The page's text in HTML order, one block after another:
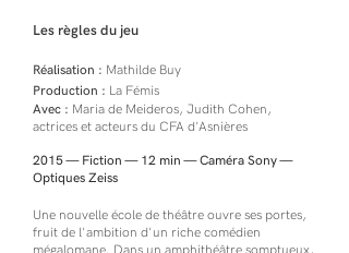
Les règles du jeu
Réalisation : Mathilde Buy
Production : La Fémis
Avec : Maria de Meideros, Judith Cohen,
actrices et acteurs du CFA d'Asnières
2015 — Fiction — 12 min — Caméra Sony —
Optiques Zeiss
Une nouvelle école de théâtre ouvre ses portes,
fruit de l'ambition d'un riche comédien